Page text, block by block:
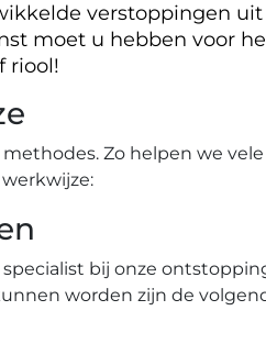
verstoppingen
moet u hebben voor
riool!
Zo helpen we
bij onze
worden zijn de